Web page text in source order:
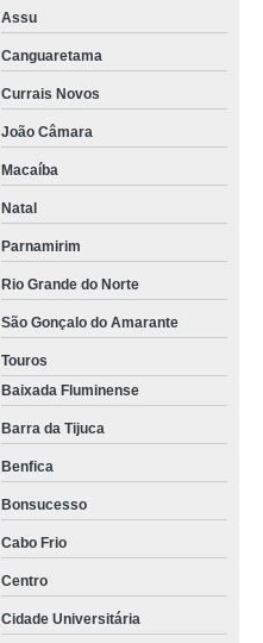
Assu
Canguaretama
Currais Novos
João Câmara
Macaíba
Natal
Parnamirim
Rio Grande do Norte
São Gonçalo do Amarante
Touros
Baixada Fluminense
Barra da Tijuca
Benfica
Bonsucesso
Cabo Frio
Centro
Cidade Universitária